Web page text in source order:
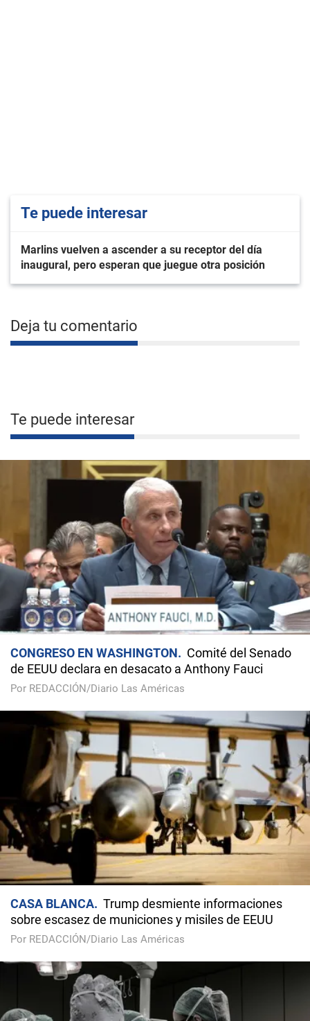
Te puede interesar
Marlins vuelven a ascender a su receptor del día
inaugural, pero esperan que juegue otra posición
Deja tu comentario
Te puede interesar
CONGRESO EN WASHINGTON
Comité del Senado
de EEUU declara en desacato a Anthony Fauci
Por REDACCIÓN/Diario Las Américas
CASA BLANCA
Trump desmiente informaciones
sobre escasez de municiones y misiles de EEUU
Por REDACCIÓN/Diario Las Américas